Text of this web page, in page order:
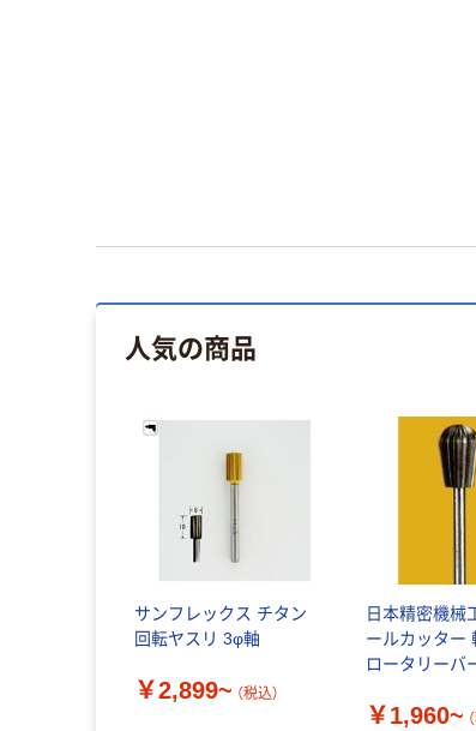
人気の商品
サンフレックス チタン
回転ヤスリ 3φ軸
￥2,899~ （税込）
日本精密機械
ールカッター
ロータリーバ
￥1,960~